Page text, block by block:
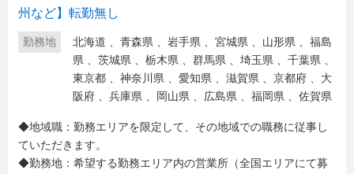
州など】転勤無し
勤務地 北海道 青森県 岩手県 宮城県 山形県
福島
県
茨城県 栃木県 群馬県 埼玉県 千葉県
東京都
神奈川県 愛知県 滋賀県 京都府
大
阪府
兵庫県 岡山県 広島県 福岡県 佐賀県
◆地域職：勤務エリアを限定して、その地域での職務に従事し
ていただきます。
◆勤務地：希望する勤務エリア内の営業所（全国エリアにて募